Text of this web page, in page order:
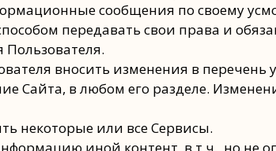
сообщения по своему
передавать свои права и
Пользователя.
вносить изменения в
Сайта, в любом его разделе.
некоторые или все Сервисы.